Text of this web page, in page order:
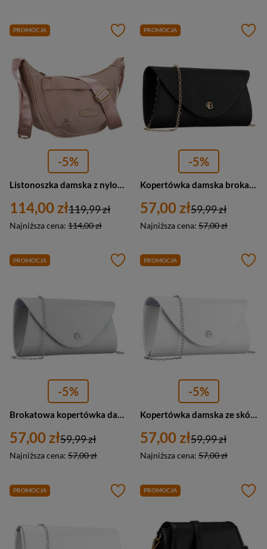
PROMOCJA
-5%
114,00 zł
Najniższa cena: 114,00 zł
119,99 zł
PROMOCJA
-5%
57,00 zł
Najniższa cena: 57,00 zł
59,99 zł
PROMOCJA
-5%
Brokatowa kopertówka damska z łańcuszkiem Rovicky R-XS029-2 mała srebrna
57,00 zł
Najniższa cena: 57,00 zł
59,99 zł
PROMOCJA
-5%
Kopertówka damska ze skóry ekologicznej na łańcuszku Rovicky R-XS029-1 mała srebrna
57,00 zł
Najniższa cena: 57,00 zł
59,99 zł
PROMOCJA PROMOCJA